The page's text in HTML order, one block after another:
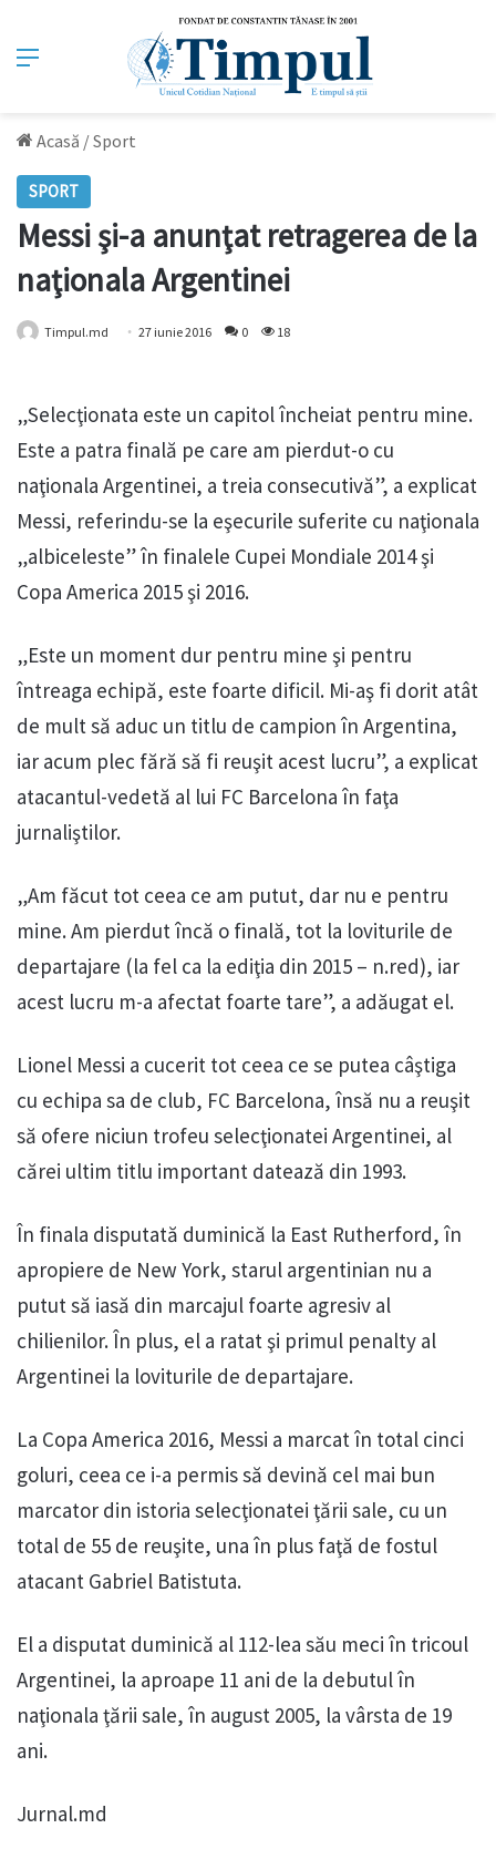
Meniu
Acasă /Sport
SPORT
Messi şi-a anunţat retragerea de la
naţionala Argentinei
Timpul.md 27 iunie 2016 0 18
„Selecţionata este un capitol încheiat pentru mine.
Este a patra finală pe care am pierdut-o cu
naţionala Argentinei, a treia consecutivă”, a explicat
Messi, referindu-se la eşecurile suferite cu naţionala
„albiceleste” în finalele Cupei Mondiale 2014 şi
Copa America 2015 şi 2016.
„Este un moment dur pentru mine şi pentru
întreaga echipă, este foarte dificil. Mi-aş fi dorit atât
de mult să aduc un titlu de campion în Argentina,
iar acum plec fără să fi reuşit acest lucru”, a explicat
atacantul-vedetă al lui FC Barcelona în faţa
jurnaliştilor.
„Am făcut tot ceea ce am putut, dar nu e pentru
mine. Am pierdut încă o finală, tot la loviturile de
departajare (la fel ca la ediţia din 2015 – n.red), iar
acest lucru m-a afectat foarte tare”, a adăugat el.
Lionel Messi a cucerit tot ceea ce se putea câştiga
cu echipa sa de club, FC Barcelona, însă nu a reuşit
să ofere niciun trofeu selecţionatei Argentinei, al
cărei ultim titlu important datează din 1993.
În finala disputată duminică la East Rutherford, în
apropiere de New York, starul argentinian nu a
putut să iasă din marcajul foarte agresiv al
chilienilor. În plus, el a ratat şi primul penalty al
Argentinei la loviturile de departajare.
La Copa America 2016, Messi a marcat în total cinci
goluri, ceea ce i-a permis să devină cel mai bun
marcator din istoria selecţionatei ţării sale, cu un
total de 55 de reuşite, una în plus faţă de fostul
atacant Gabriel Batistuta.
El a disputat duminică al 112-lea său meci în tricoul
Argentinei, la aproape 11 ani de la debutul în
naţionala ţării sale, în august 2005, la vârsta de 19
ani.
Jurnal.md